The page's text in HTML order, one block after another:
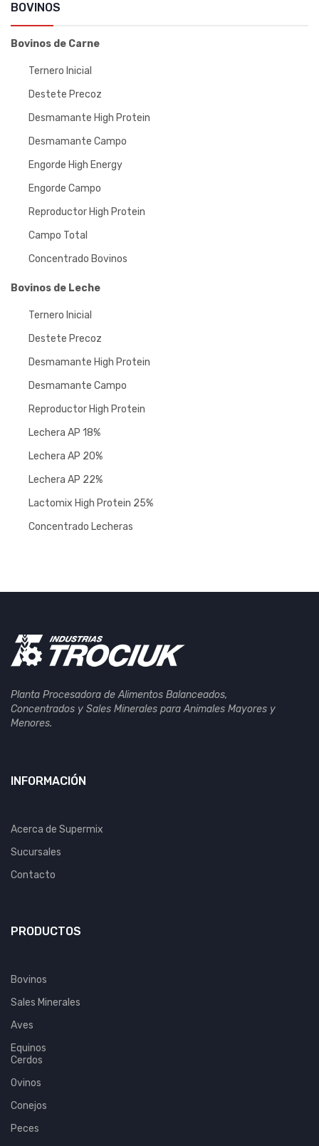
BOVINOS
Bovinos de Carne
Ternero Inicial
Destete Precoz
Desmamante High Protein
Desmamante Campo
Engorde High Energy
Engorde Campo
Reproductor High Protein
Campo Total
Concentrado Bovinos
Bovinos de Leche
Ternero Inicial
Destete Precoz
Desmamante High Protein
Desmamante Campo
Reproductor High Protein
Lechera AP 18%
Lechera AP 20%
Lechera AP 22%
Lactomix High Protein 25%
Concentrado Lecheras
Planta Procesadora de Alimentos Balanceados,
Concentrados y Sales Minerales para Animales Mayores y
Menores.
INFORMACIÓN
Acerca de Supermix
Sucursales
Contacto
PRODUCTOS
Bovinos
Sales Minerales
Aves
Equinos
Cerdos
Ovinos
Conejos
Peces